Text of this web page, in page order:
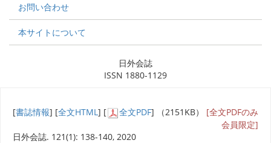
お問い合わせ
本サイトについて
日外会誌
ISSN 1880-1129
[書誌情報] [全文HTML] [ 全文PDF] （2151KB） [全文PDFのみ
会員限定]
日外会誌. 121(1): 138-140, 2020